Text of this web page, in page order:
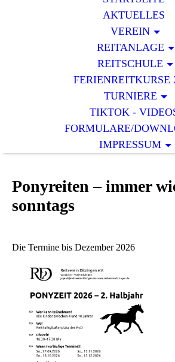
AKTUELLES
VEREIN
REITANLAGE
REITSCHULE
FERIENREITKURSE
TURNIERE
TIKTOK -
FORMULARE/
IMPRESSUM
Ponyreiten – immer
sonntags
Die Termine bis Dezember 2026